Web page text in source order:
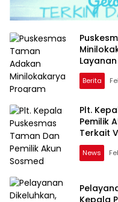
Gratis
Berita
Plt.
Pemilik
Terkait
News
Kepala